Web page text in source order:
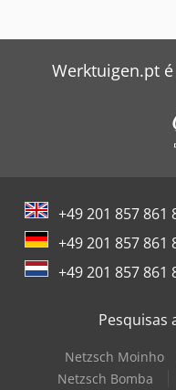
Werktuigen.pt
+49 201 857 861
+49 201 857 861
+49 201 857 861
Pesquisas
Netzsch Moinho
Netzsch Bomba